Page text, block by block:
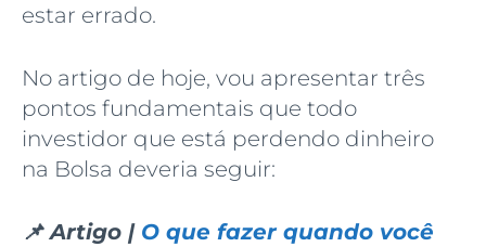
estar errado.
No artigo de hoje, vou apresentar três
pontos fundamentais que todo
investidor que está perdendo dinheiro
na Bolsa deveria seguir:
📌 Artigo | O que fazer quando você